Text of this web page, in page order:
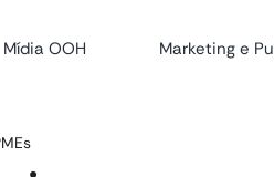
Mídia OOH Marketing e